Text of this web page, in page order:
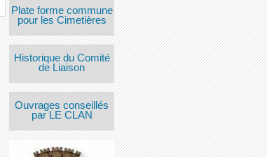
Plate forme commune
pour les Cimetières
Historique du Comité
de Liaison
Ouvrages conseillés
par LE CLAN